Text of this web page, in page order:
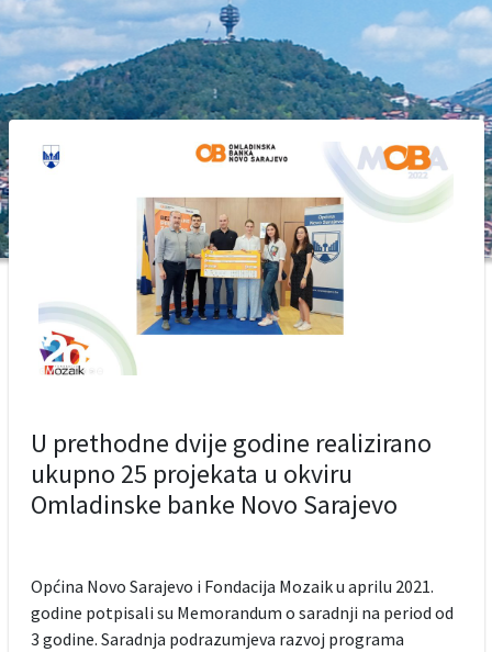
U prethodne dvije godine realizirano
ukupno 25 projekata u okviru
Omladinske banke Novo Sarajevo
Općina Novo Sarajevo i Fondacija Mozaik u aprilu 2021.
godine potpisali su Memorandum o saradnji na period od
3 godine. Saradnja podrazumjeva razvoj programa